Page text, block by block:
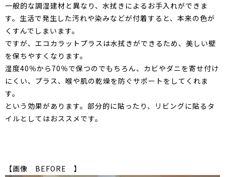
一般的な調湿建材と異なり、水拭きによるお手入れができま
す。生活で発生した汚れや染みなどが付着すると、本来の色が
くすんでしまいます。
ですが、エコカラットプラスは水拭きができるため、美しい壁
を保ちやすくなります。
湿度40％から70％で保つのでもちろん、カビやダニを寄せ付け
にくい、プラス、喉や肌の乾燥を防ぐサポートをしてくれま
す。
という効果があります。部分的に貼ったり、リビングに貼るタ
イルとしてはおススメです。
【画像 BEFORE 】